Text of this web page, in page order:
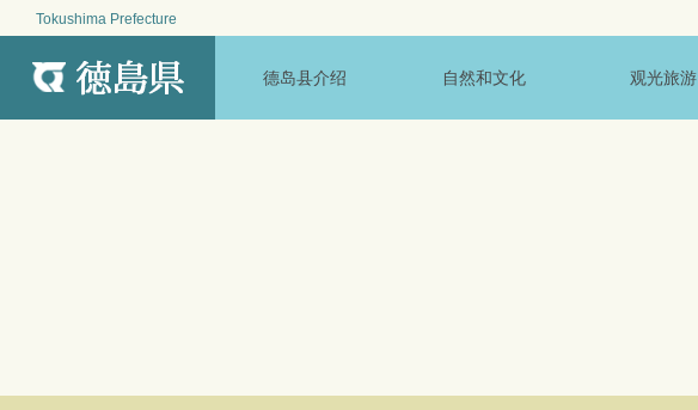
Tokushima Prefecture
德岛县介绍 自然和文化 观光旅游